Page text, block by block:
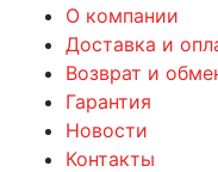
О компании
Доставка и
Возврат и
Гарантия
Новости
Контакты